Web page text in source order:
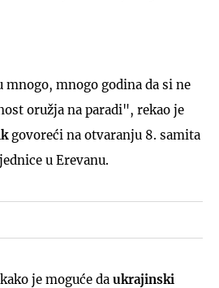
mnogo godina da si ne
oružja na paradi", rekao je
govoreći na otvaranju 8. samita
u Erevanu.
je moguće da ukrajinski